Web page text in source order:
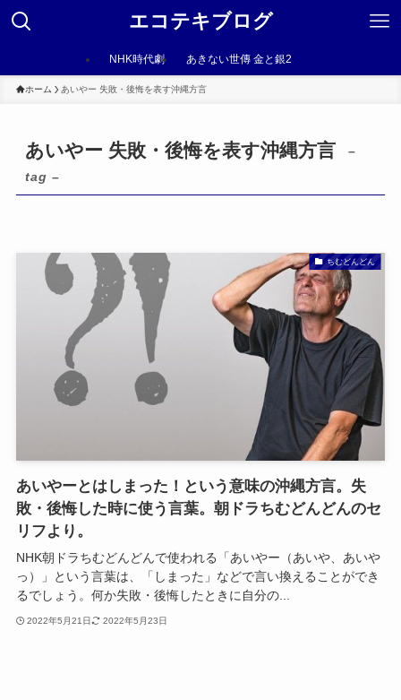
エコテキブログ
NHK時代劇 あきない世傳 金と銀2
ホーム あいやー 失敗・後悔を表す沖縄方言
あいやー 失敗・後悔を表す沖縄方言
–
tag –
ちむどんどん
あいやーとはしまった！という意味の沖縄方言。失
敗・後悔した時に使う言葉。朝ドラちむどんどんのセ
リフより。
NHK朝ドラちむどんどんで使われる「あいやー（あいや、あいや
っ）」という言葉は、「しまった」などで言い換えることができ
るでしょう。何か失敗・後悔したときに自分の...
2022年5月21日 2022年5月23日